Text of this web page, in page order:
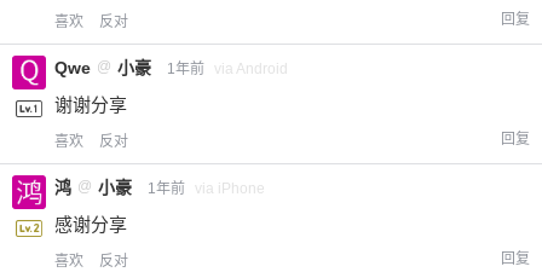
喜欢 反对 回复
Qwe @ 小豪 1年前 via Android
谢谢分享
喜欢 反对 回复
鸿 @ 小豪 1年前 via iPhone
感谢分享
喜欢 反对 回复